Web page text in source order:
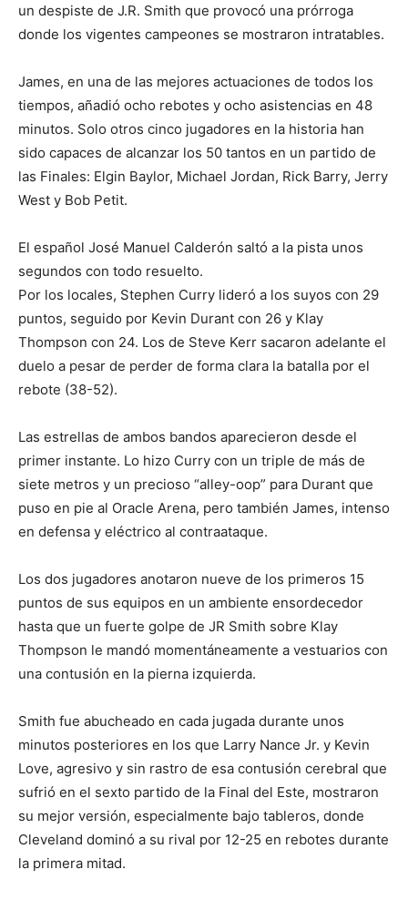
un despiste de J.R. Smith que provocó una prórroga
donde los vigentes campeones se mostraron intratables.
James, en una de las mejores actuaciones de todos los
tiempos, añadió ocho rebotes y ocho asistencias en 48
minutos. Solo otros cinco jugadores en la historia han
sido capaces de alcanzar los 50 tantos en un partido de
las Finales: Elgin Baylor, Michael Jordan, Rick Barry, Jerry
West y Bob Petit.
El español José Manuel Calderón saltó a la pista unos
segundos con todo resuelto.
Por los locales, Stephen Curry lideró a los suyos con 29
puntos, seguido por Kevin Durant con 26 y Klay
Thompson con 24. Los de Steve Kerr sacaron adelante el
duelo a pesar de perder de forma clara la batalla por el
rebote (38-52).
Las estrellas de ambos bandos aparecieron desde el
primer instante. Lo hizo Curry con un triple de más de
siete metros y un precioso “alley-oop” para Durant que
puso en pie al Oracle Arena, pero también James, intenso
en defensa y eléctrico al contraataque.
Los dos jugadores anotaron nueve de los primeros 15
puntos de sus equipos en un ambiente ensordecedor
hasta que un fuerte golpe de JR Smith sobre Klay
Thompson le mandó momentáneamente a vestuarios con
una contusión en la pierna izquierda.
Smith fue abucheado en cada jugada durante unos
minutos posteriores en los que Larry Nance Jr. y Kevin
Love, agresivo y sin rastro de esa contusión cerebral que
sufrió en el sexto partido de la Final del Este, mostraron
su mejor versión, especialmente bajo tableros, donde
Cleveland dominó a su rival por 12-25 en rebotes durante
la primera mitad.